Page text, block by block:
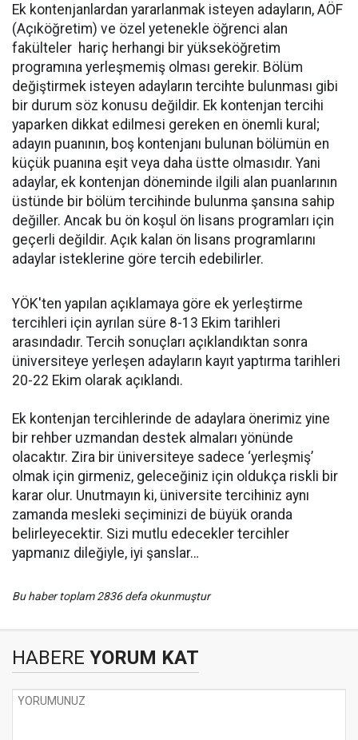
Ek kontenjanlardan yararlanmak isteyen adayların, AÖF
(Açıköğretim) ve özel yetenekle öğrenci alan
fakülteler hariç herhangi bir yükseköğretim
programına yerleşmemiş olması gerekir. Bölüm
değiştirmek isteyen adayların tercihte bulunması gibi
bir durum söz konusu değildir. Ek kontenjan tercihi
yaparken dikkat edilmesi gereken en önemli kural;
adayın puanının, boş kontenjanı bulunan bölümün en
küçük puanına eşit veya daha üstte olmasıdır. Yani
adaylar, ek kontenjan döneminde ilgili alan puanlarının
üstünde bir bölüm tercihinde bulunma şansına sahip
değiller. Ancak bu ön koşul ön lisans programları için
geçerli değildir. Açık kalan ön lisans programlarını
adaylar isteklerine göre tercih edebilirler.
YÖK'ten yapılan açıklamaya göre ek yerleştirme
tercihleri için ayrılan süre 8-13 Ekim tarihleri
arasındadır. Tercih sonuçları açıklandıktan sonra
üniversiteye yerleşen adayların kayıt yaptırma tarihleri
20-22 Ekim olarak açıklandı.
Ek kontenjan tercihlerinde de adaylara önerimiz yine
bir rehber uzmandan destek almaları yönünde
olacaktır. Zira bir üniversiteye sadece ‘yerleşmiş’
olmak için girmeniz, geleceğiniz için oldukça riskli bir
karar olur. Unutmayın ki, üniversite tercihiniz aynı
zamanda mesleki seçiminizi de büyük oranda
belirleyecektir. Sizi mutlu edecekler tercihler
yapmanız dileğiyle, iyi şanslar…
Bu haber toplam 2836 defa okunmuştur
HABERE YORUM KAT